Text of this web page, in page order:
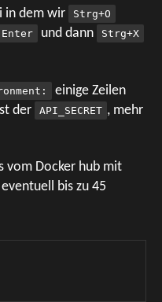
in dem wir Strg+O
Enter und dann Strg+X
einige Zeilen
der
API_SECRET , mehr
vom Docker hub mit
bis zu 45